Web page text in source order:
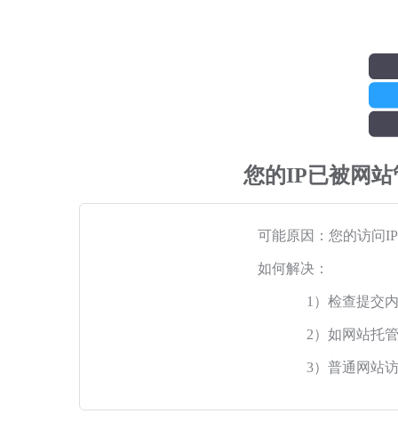
您的IP已被网
可能原因：您的访问
如何解决：
1）检查提交
2）如网站托
3）普通网站